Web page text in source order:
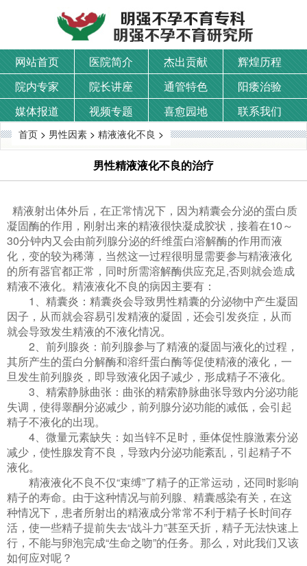
网站首页 医院简介 杰出贡献
辉煌历程
院内专家
院长讲座 通管特色
阳痿治验
媒体报道
视频专题 喜愈园地 联系我们
首页 > 男性因素 > 精液液化不良 >
男性精液液化不良的治疗
精液射出体外后，在正常情况下，因为精囊会分泌的蛋白质
凝固酶的作用，刚射出来的精液很快凝成胶状，接着在10～
30分钟内又会由前列腺分泌的纤维蛋白溶解酶的作用而液
化，变的较为稀薄，当然这一过程很明显需要参与精液液化
的所有器官都正常，同时所需溶解酶供应充足,否则就会造成
精液不液化。精液液化不良的病因主要有：
1、精囊炎：精囊炎会导致男性精囊的分泌物中产生凝固
因子，从而就会容易引发精液的凝固，还会引发炎症，从而
就会导致发生精液的不液化情况。
2、前列腺炎：前列腺参与了精液的凝固与液化的过程，
其所产生的蛋白分解酶和溶纤蛋白酶等促使精液的液化，一
旦发生前列腺炎，即导致液化因子减少，形成精子不液化。
3、精索静脉曲张：曲张的精索静脉曲张导致内分泌功能
失调，使得睾酮分泌减少，前列腺分泌功能的减低，会引起
精子不液化的出现。
4、微量元素缺失：如当锌不足时，垂体促性腺激素分泌
减少，使性腺发育不良，导致内分泌功能紊乱，引起精子不
液化。
精液液化不良不仅“束缚”了精子的正常运动，还同时影响
精子的寿命。由于这种情况与前列腺、精囊感染有关，在这
种情况下，患者所射出的精液成分常常不利于精子长时间存
活，使一些精子提前失去“战斗力”甚至夭折，精子无法快速上
行，不能与卵泡完成“生命之吻”的任务。那么，对此我们又该
如何应对呢？